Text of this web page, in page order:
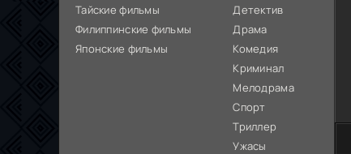
Тайские фильмы
Филиппинские фильмы
Японские фильмы
Детектив
Драма
Комедия
Криминал
Мелодрама
Спорт
Триллер
Ужасы